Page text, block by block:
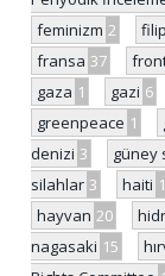
feminizm 2
fransa 37
gaza 1 gazi 6
greenpeace 1
denizi 3 güney
silahlar 3 haiti 1
hayvan 20
nagasaki 15